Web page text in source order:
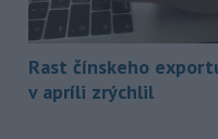
Rast čínskeho
v apríli zrýchlil